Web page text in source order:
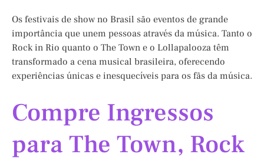
Os festivais de show no Brasil são eventos de grande
importância que unem pessoas através da música. Tanto o
Rock in Rio quanto o The Town e o Lollapalooza têm
transformado a cena musical brasileira, oferecendo
experiências únicas e inesquecíveis para os fãs da música.
Compre Ingressos
para The Town, Rock